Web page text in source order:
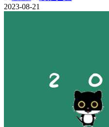
2023-08-21